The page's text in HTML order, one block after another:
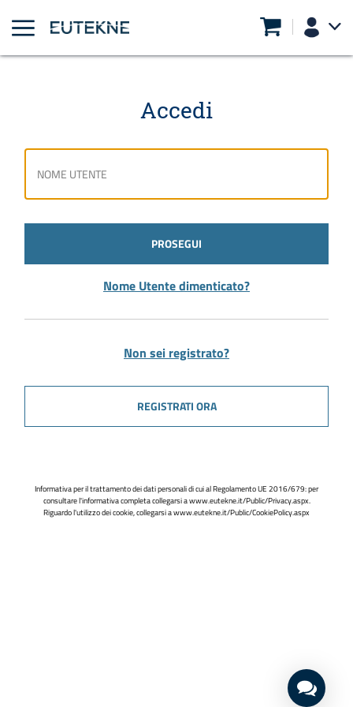
Accedi
PROSEGUI
Nome Utente dimenticato?
Non sei registrato?
REGISTRATI ORA
Informativa per il trattamento dei dati personali di cui al Regolamento UE 2016/679: per
consultare l'informativa completa collegarsi awww.eutekne.it/Public/Privacy.aspx.
Riguardo l'utilizzo dei cookie, collegarsi awww.eutekne.it/Public/CookiePolicy.aspx